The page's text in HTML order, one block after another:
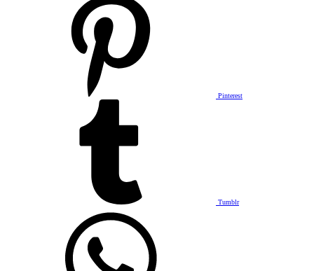
Pinterest
Tumblr